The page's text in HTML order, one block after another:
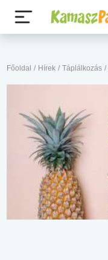
Főoldal / Hírek / Táplálkozás /